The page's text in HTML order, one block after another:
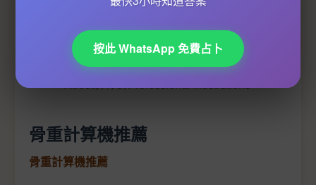
About算命師Professional illustrations
骨重計算機推薦
骨重計算機推薦
按此 WhatsApp 免費占卜